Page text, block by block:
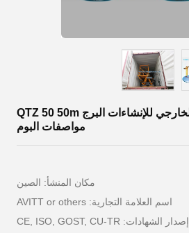
طواحين التسلق الخارجي للإنشاءات البرج QTZ 50 50m
مواصفات البوم
مكان المنشأ: الصين
اسم العلامة التجارية: AVITT or others
إصدار الشهادات: CE, ISO, GOST, CU-TR